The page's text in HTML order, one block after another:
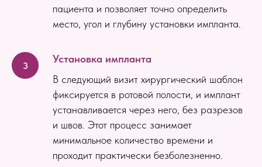
пациента и позволяет точно определить
место, угол и глубину установки импланта.
Установка импланта
В следующий визит хирургический шаблон
фиксируется в ротовой полости, и имплант
устанавливается через него, без разрезов
и швов. Этот процесс занимает
минимальное количество времени и
проходит практически безболезненно.